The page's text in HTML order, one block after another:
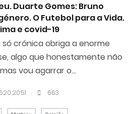
Duarte Gomes: Bruno
O Futebol para a Vida.
e covid-19
crónica obriga a enorme
algo que honestamente não
vou agarrar o...
20:51 . 663